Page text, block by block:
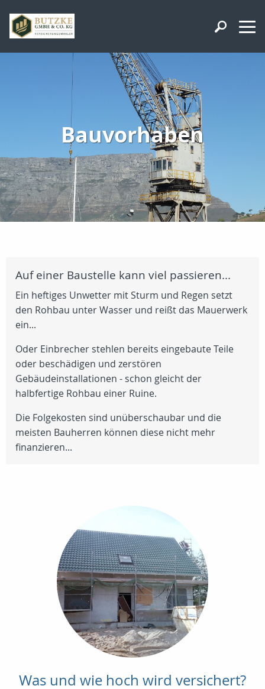
Bauvorhaben
Auf einer Baustelle kann viel passieren...
Ein heftiges Unwetter mit Sturm und Regen setzt
den Rohbau unter Wasser und reißt das Mauerwerk
ein...
Oder Einbrecher stehlen bereits eingebaute Teile
oder beschädigen und zerstören
Gebäudeinstallationen - schon gleicht der
halbfertige Rohbau einer Ruine.
Die Folgekosten sind unüberschaubar und die
meisten Bauherren können diese nicht mehr
finanzieren...
Was und wie hoch wird versichert?